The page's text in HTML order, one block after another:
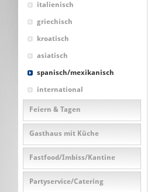
italienisch
griechisch
kroatisch
asiatisch
spanisch/mexikanisch
international
Feiern & Tagen
Gasthaus mit Küche
Fastfood/Imbiss/Kantine
Partyservice/Catering